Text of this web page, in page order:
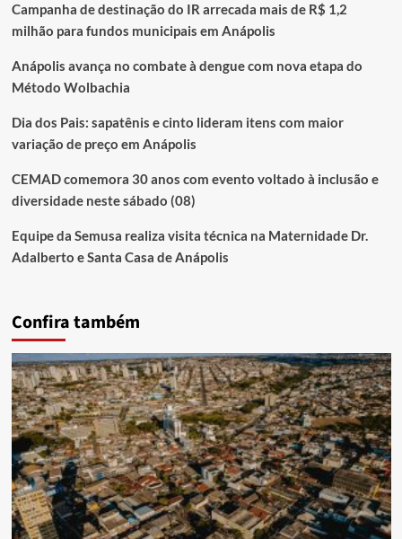
Campanha de destinação do IR arrecada mais de R$ 1,2
milhão para fundos municipais em Anápolis
Anápolis avança no combate à dengue com nova etapa do
Método Wolbachia
Dia dos Pais: sapatênis e cinto lideram itens com maior
variação de preço em Anápolis
CEMAD comemora 30 anos com evento voltado à inclusão e
diversidade neste sábado (08)
Equipe da Semusa realiza visita técnica na Maternidade Dr.
Adalberto e Santa Casa de Anápolis
Confira também